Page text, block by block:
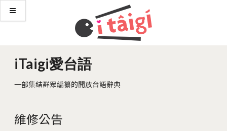
iTaigi愛台語
一部集結群眾編纂的開放台語辭典
維修公告